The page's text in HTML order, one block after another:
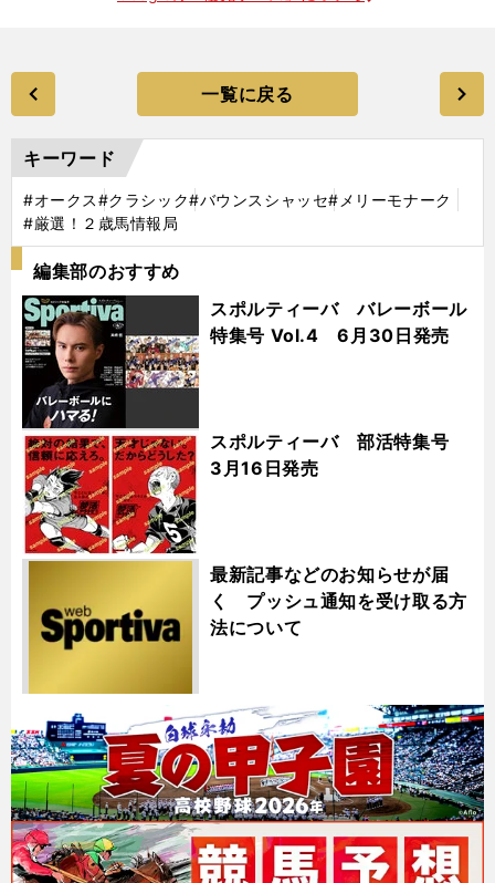
一覧に戻る
キーワード
#オークス#クラシック#バウンスシャッセ#メリーモナーク
#厳選！２歳馬情報局
編集部のおすすめ
スポルティーバ バレーボール
特集号 Vol.4 6月30日発売
スポルティーバ 部活特集号
3月16日発売
最新記事などのお知らせが届
く プッシュ通知を受け取る方
法について